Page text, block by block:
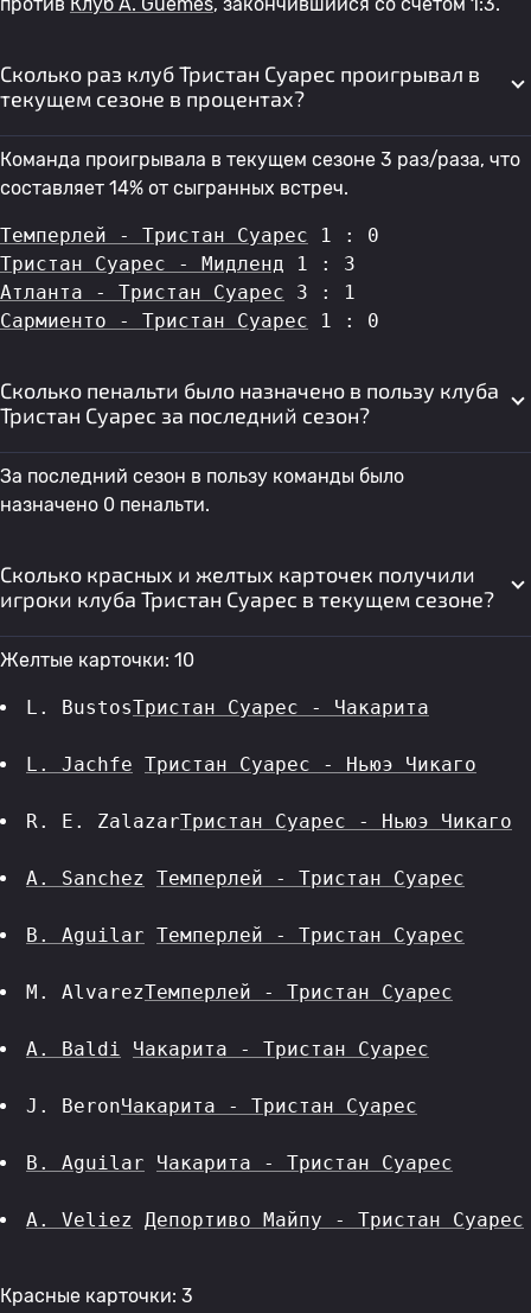
Сколько раз клуб Тристан Суарес проигрывал в
текущем сезоне в процентах?
Команда проигрывала в текущем сезоне 3 раз/раза, что
составляет 14% от сыгранных встреч.
Темперлей - Тристан Суарес 1 : 0
Тристан Суарес - Мидленд 1 : 3
Атланта - Тристан Суарес 3 : 1
Сармиенто - Тристан Суарес 1 : 0
Сколько пенальти было назначено в пользу клуба
Тристан Суарес за последний сезон?
За последний сезон в пользу команды было
назначено 0 пенальти.
Сколько красных и желтых карточек получили
игроки клуба Тристан Суарес в текущем сезоне?
Желтые карточки: 10
L. BustosТристан Суарес - Чакарита
L. Jachfe Тристан Суарес - Ньюэ Чикаго
R. E. ZalazarТристан Суарес - Ньюэ Чикаго
A. Sanchez Темперлей - Тристан Суарес
B. Aguilar Темперлей - Тристан Суарес
M. AlvarezТемперлей - Тристан Суарес
A. Baldi Чакарита - Тристан Суарес
J. BeronЧакарита - Тристан Суарес
B. Aguilar Чакарита - Тристан Суарес
A. Veliez Депортиво Майпу - Тристан Суарес
Красные карточки: 3